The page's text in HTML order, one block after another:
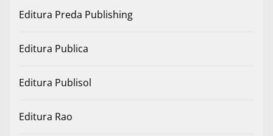
Editura Preda Publishing
Editura Publica
Editura Publisol
Editura Rao